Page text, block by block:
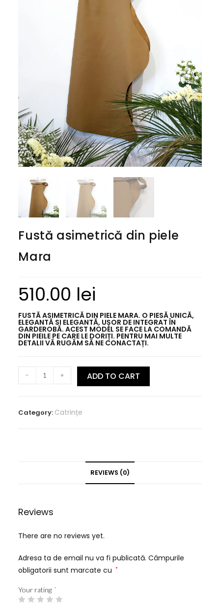
Fustă asimetrică din piele
Mara
510.00 lei
FUSTĂ ASIMETRICĂ DIN PIELE MARA. O PIESĂ UNICĂ,
ELEGANTĂ SI ELEGANTĂ, UȘOR DE INTEGRAT ÎN
GARDEROBĂ. ACEST MODEL SE FACE LA COMANDĂ
DIN PIEILE PE CARE LE DORIȚI. PENTRU MAI MULTE
DETALII VĂ RUGĂM SĂ NE CONACTAȚI.
- + ADD TO CART
Category: Catrințe
REVIEWS (0)
Reviews
There are no reviews yet.
Adresa ta de email nu va fi publicată. Câmpurile
obligatorii sunt marcate cu *
Your rating *